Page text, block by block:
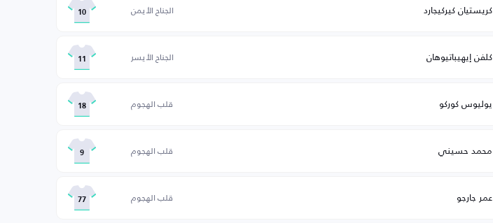
كريستيان كيركيجارد الجناح الأيمن 10
كلفن إيهيباتيوهان الجناح الأيسر 11
يوليوس كوركو قلب الهجوم 18
محمد حسيني قلب الهجوم 9
عمر جارجو قلب الهجوم 77